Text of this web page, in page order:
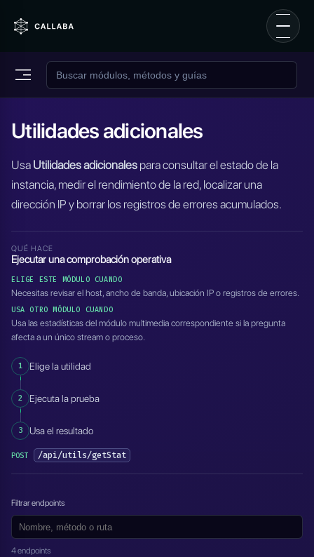
Utilidades adicionales
Usa Utilidades adicionales para consultar el estado de la
instancia, medir el rendimiento de la red, localizar una
dirección IP y borrar los registros de errores acumulados.
QUÉ HACE
Ejecutar una comprobación operativa
ELIGE ESTE MÓDULO CUANDO
Necesitas revisar el host, ancho de banda, ubicación IP o registros de errores.
USA OTRO MÓDULO CUANDO
Usa las estadísticas del módulo multimedia correspondiente si la pregunta
afecta a un único stream o proceso.
1 Elige la utilidad
2 Ejecuta la prueba
3 Usa el resultado
POST /api/utils/getStat
Filtrar endpoints
4 endpoints